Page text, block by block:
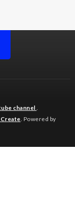
channel
. Powered by